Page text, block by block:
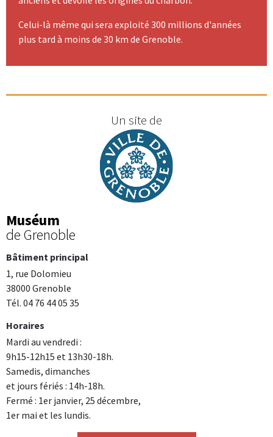
Celui-là même qui sera exploité 300 millions d'années
plus tard à moins de 30 km de Grenoble.
Un site de
Muséum
de Grenoble
Bâtiment principal
1, rue Dolomieu
38000 Grenoble
Tél. 04 76 44 05 35
Horaires
Mardi au vendredi :
9h15-12h15 et 13h30-18h.
Samedis, dimanches
et jours fériés : 14h-18h.
Fermé : 1er janvier, 25 décembre,
1er mai et les lundis.